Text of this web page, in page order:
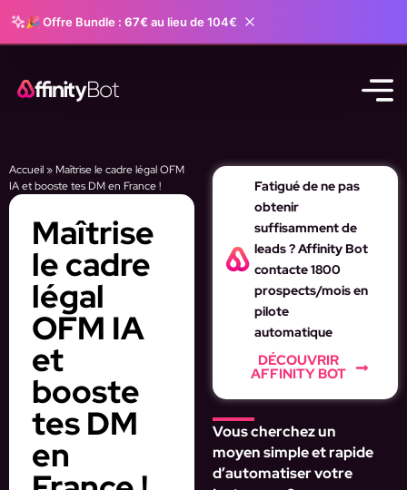
🎉 Offre Bundle : 67€ au lieu de 104€
Accueil» Maîtrise le cadre légal OFM
IA et booste tes DM en France !
Maîtrise
le cadre
légal
OFM IA
et
booste
tes DM
en
Fatigué de ne pas
obtenir
suffisamment de
leads ? Affinity Bot
contacte 1800
prospects/mois en
pilote
automatique
DÉCOUVRIR
AFFINITY BOT
Vous cherchez un
moyen simple et rapide
d’automatiser votre